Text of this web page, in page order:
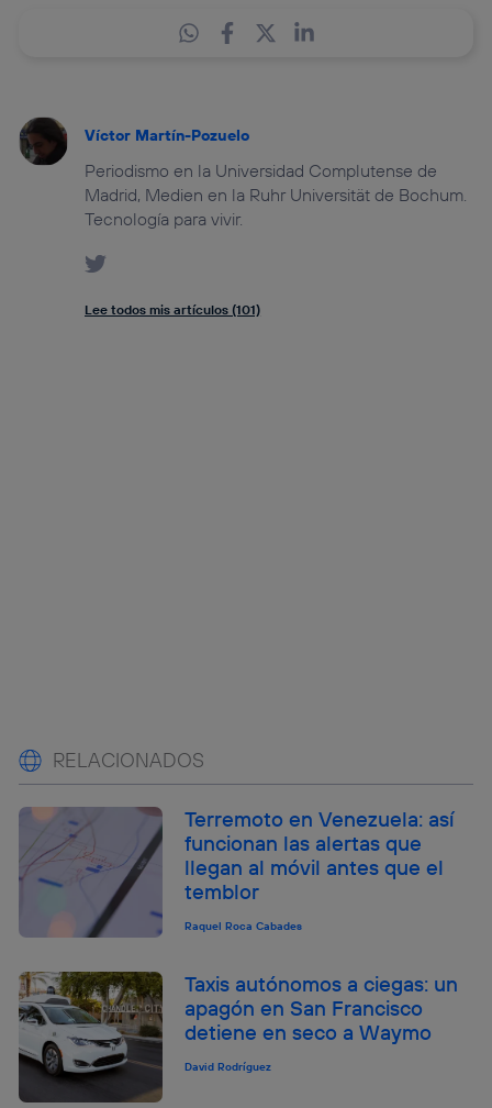
Víctor Martín-Pozuelo
Periodismo en la Universidad Complutense de
Madrid, Medien en la Ruhr Universität de Bochum.
Tecnología para vivir.
Lee todos mis artículos (101)
RELACIONADOS
Terremoto en Venezuela: así
funcionan las alertas que
llegan al móvil antes que el
temblor
Raquel Roca Cabades
Taxis autónomos a ciegas: un
apagón en San Francisco
detiene en seco a Waymo
David Rodríguez